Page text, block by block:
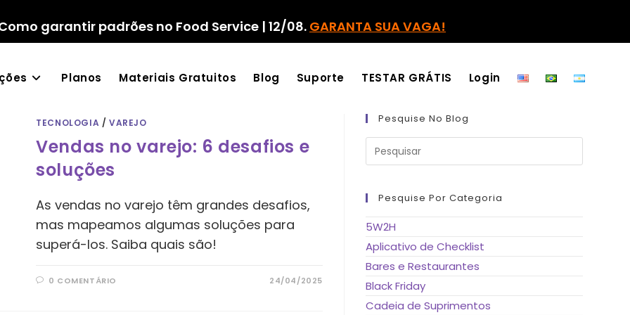
garantir padrões no Food Service | 12/08. GARANTA SUA VAGA!
Planos Materiais Gratuitos Blog Suporte TESTAR GRÁTIS Login
TECNOLOGIA / VAREJO
Vendas no varejo: 6 desafios e
soluções
As vendas no varejo têm grandes desafios,
mas mapeamos algumas soluções para
superá-los. Saiba quais são!
0 COMENTÁRIO 24/04/2025
Pesquise No Blog
Pressione
tecla
Pesquise Por Categoria
5W2H
Aplicativo de Checklist
Bares e Restaurantes
Black Friday
Cadeia de Suprimentos